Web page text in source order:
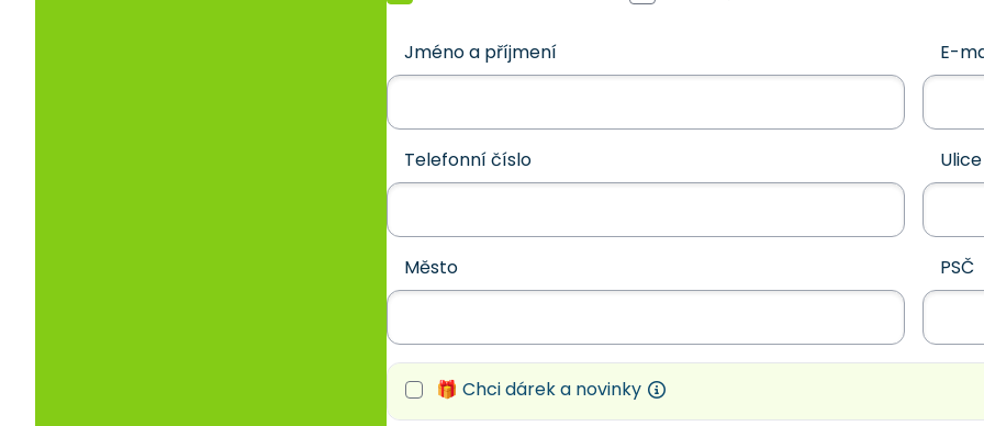
Jméno a příjmení E-
Telefonní číslo Ulice
Město PSČ
🎁 Chci dárek a novinky